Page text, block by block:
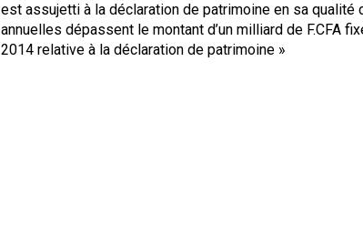
est assujetti à la déclaration de patrimoine en sa qualité
annuelles dépassent le montant d’un milliard de F.CFA
2014 relative à la déclaration de patrimoine »